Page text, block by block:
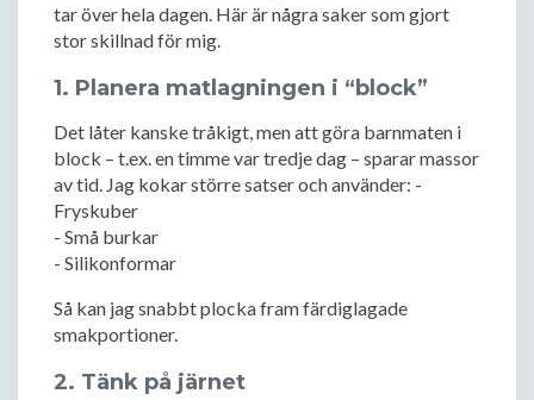
tar över hela dagen. Här är några saker som gjort
stor skillnad för mig.
1. Planera matlagningen i “block”
Det låter kanske tråkigt, men att göra barnmaten i
block – t.ex. en timme var tredje dag – sparar massor
av tid. Jag kokar större satser och använder: -
Fryskuber
- Små burkar
- Silikonformar
Så kan jag snabbt plocka fram färdiglagade
smakportioner.
2. Tänk på järnet